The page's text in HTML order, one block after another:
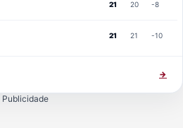
21 20 -8
21 21 -10
→
Publicidade